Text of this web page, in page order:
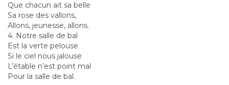
Que chacun ait sa belle
Sa rose des vallons,
Allons, jeunesse, allons.
4. Notre salle de bal
Est la verte pelouse
Si le ciel nous jalouse
L’étable n’est point mal
Pour la salle de bal.